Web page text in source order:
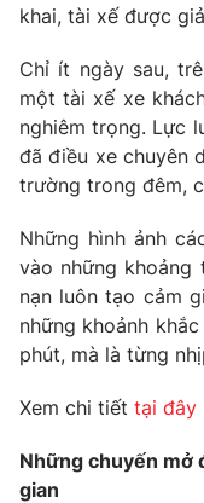
Video
VTV Money
VTV Sức khoẻ
Thị trường 24h
VTV4
VTV9
khai, tài xế được
Chỉ ít ngày sau,
một tài xế xe
nghiêm trọng. Lực
đã điều xe chuyên
trường trong đêm,
Những hình ảnh
vào những
nạn luôn tạo cảm
những khoảnh
phút, mà là từng
Xem chi tiết tại đây
Những chuyến mở
gian